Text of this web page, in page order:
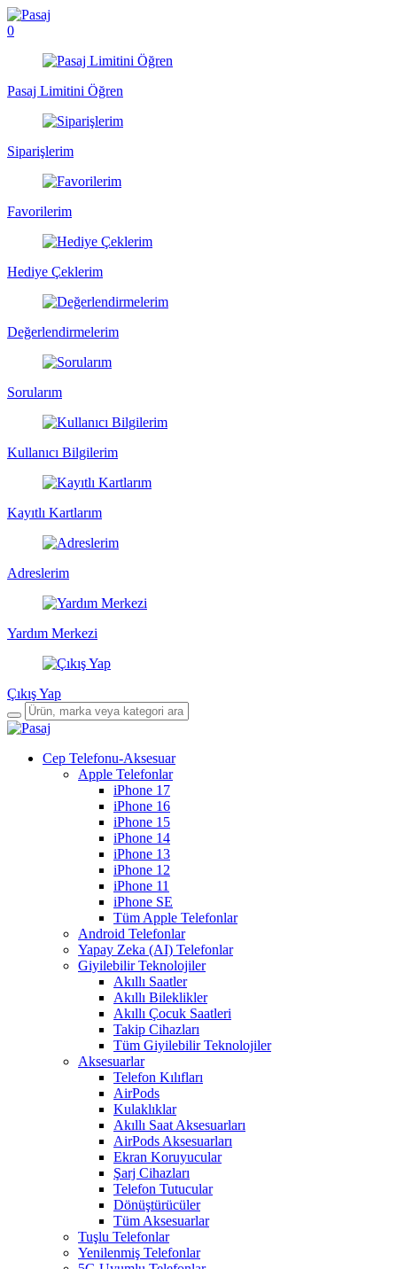
0
Pasaj Limitini Öğren
Siparişlerim
Favorilerim
Hediye Çeklerim
Değerlendirmelerim
Sorularım
Kullanıcı Bilgilerim
Kayıtlı Kartlarım
Adreslerim
Yardım Merkezi
Çıkış Yap
Cep Telefonu-Aksesuar
Apple Telefonlar
iPhone 17
iPhone 16
iPhone 15
iPhone 14
iPhone 13
iPhone 12
iPhone 11
iPhone SE
Tüm Apple Telefonlar
Android Telefonlar
Yapay Zeka (AI) Telefonlar
Giyilebilir Teknolojiler
Akıllı Saatler
Akıllı Bileklikler
Akıllı Çocuk Saatleri
Takip Cihazları
Tüm Giyilebilir Teknolojiler
Aksesuarlar
Telefon Kılıfları
AirPods
Kulaklıklar
Akıllı Saat Aksesuarları
AirPods Aksesuarları
Ekran Koruyucular
Şarj Cihazları
Telefon Tutucular
Dönüştürücüler
Tüm Aksesuarlar
Tuşlu Telefonlar
Yenilenmiş Telefonlar